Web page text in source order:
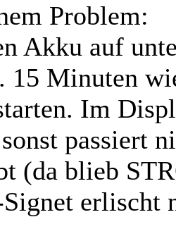
Problem:
Akku auf
15 Minuten
Im
passiert
(da blieb
erlischt